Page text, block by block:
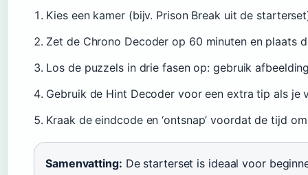
Kies een kamer (bijv. Prison Break uit de
Zet de Chrono Decoder op 60 minuten en plaats
Los de puzzels in drie fasen op: gebruik
Gebruik de Hint Decoder voor een extra tip als je
Kraak de eindcode en ‘ontsnap’ voordat de tijd
Samenvatting: De starterset is ideaal voor